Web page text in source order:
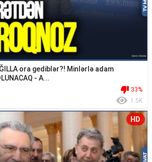
ora gediblər?! Minlərlə adam
- A...
33%
1.5K
HD